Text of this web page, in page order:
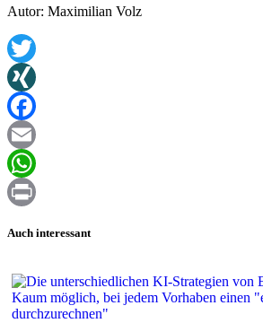
Autor: Maximilian Volz
Twitter
XING
Facebook
Email
WhatsApp
Auch interessant